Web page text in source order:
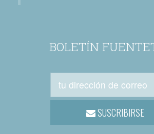
BOLETÍN
SUSCRIBIRSE